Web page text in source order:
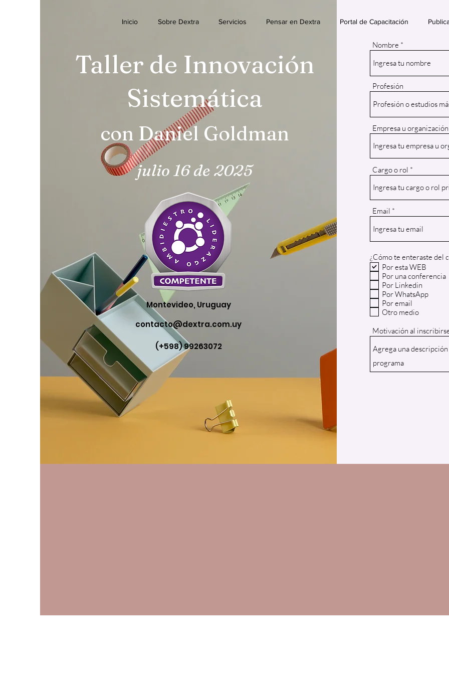
Inicio Sobre Dextra Servicios Pensar en Dextra Portal de Capacitación
Taller de Innovación
Sistemática
con Daniel Goldman
julio 16 de 2025
Montevideo, Uruguay
contacto@dextra.com.uy
(+598) 99263072
Nombre
Profesión
Empresa u organización
Cargo o rol
Email
¿Cómo te enteraste del
Por esta WEB
Por una conferencia
Por Linkedin
Por WhatsApp
Por email
Otro medio
Motivación al